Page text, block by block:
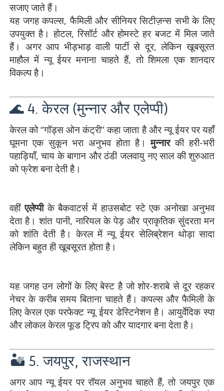
सजाए जाते हैं।
यह जगह कपल्स, फैमिली और सीनियर सिटीज़न्स सभी के लिए
उपयुक्त है। होटल, रिसॉर्ट और होमस्टे हर बजट में मिल जाते
हैं। अगर आप भीड़भाड़ वाली पार्टी से दूर, लेकिन खूबसूरत
माहौल में न्यू ईयर मनाना चाहते हैं, तो शिमला एक शानदार
विकल्प है।
🌊 4. केरल (मुन्नार और एलेप्पी)
केरल को “गॉड्स ओन कंट्री” कहा जाता है और न्यू ईयर पर यहाँ
घूमना एक सुकून भरा अनुभव होता है।मुन्नारकी हरी-भरी
पहाड़ियाँ, चाय के बागान और ठंडी जलवायु नए साल की शुरुआत
को फ्रेश बना देती है।
वहींएलेप्पीके बैकवाटर्स में हाउसबोट स्टे एक अनोखा अनुभव
देता है। शांत पानी, नारियल के पेड़ और प्राकृतिक सुंदरता मन
को शांति देती है। केरल में न्यू ईयर सेलिब्रेशन थोड़ा सादा
लेकिन बहुत ही खूबसूरत होता है।
यह जगह उन लोगों के लिए बेस्ट है जो शोर-शराबे से दूर रहकर
नेचर के करीब समय बिताना चाहते हैं। कपल्स और फैमिली के
लिए केरल एक परफेक्ट न्यू ईयर डेस्टिनेशन है। आयुर्वेदिक स्पा
और लोकल केरल फूड ट्रिप को और यादगार बना देता है।
🏜️ 5. जयपुर, राजस्थान
अगर आप न्यू ईयर पर रॉयल अनुभव चाहते हैं, तो जयपुर एक